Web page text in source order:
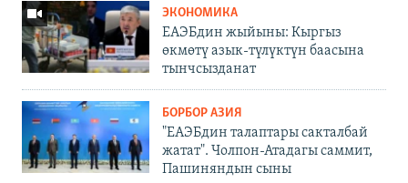
ЭКОНОМИКА
ЕАЭБдин жыйыны: Кыргыз
өкмөтү азык-түлүктүн баасына
тынчсызданат
БОРБОР АЗИЯ
"ЕАЭБдин талаптары сакталбай
жатат". Чолпон-Атадагы саммит,
Пашиняндын сыны